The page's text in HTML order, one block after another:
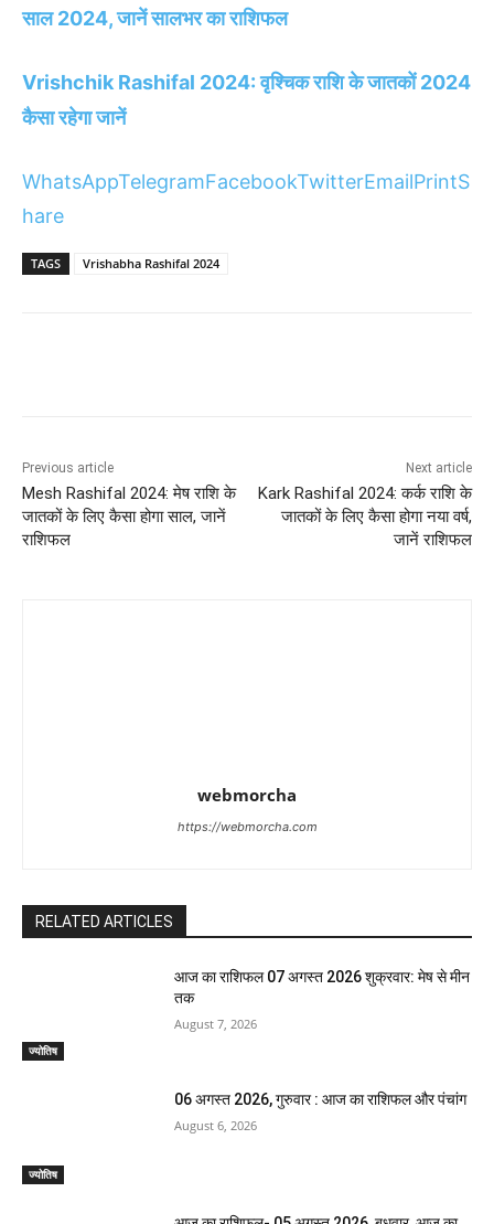
साल 2024, जानें सालभर का राशिफल
Vrishchik Rashifal 2024: वृश्चिक राशि के जातकों 2024
कैसा रहेगा जानें
WhatsAppTelegramFacebookTwitterEmailPrintS
hare
TAGS Vrishabha Rashifal 2024
Previous article
Mesh Rashifal 2024: मेष राशि के
जातकों के लिए कैसा होगा साल, जानें
राशिफल
Next article
Kark Rashifal 2024: कर्क राशि के
जातकों के लिए कैसा होगा नया वर्ष,
जानें राशिफल
webmorcha
https://webmorcha.com
RELATED ARTICLES
ज्योतिष
आज का राशिफल 07 अगस्त 2026 शुक्रवार: मेष से मीन
तक
August 7, 2026
ज्योतिष
06 अगस्त 2026, गुरुवार : आज का राशिफल और पंचांग
August 6, 2026